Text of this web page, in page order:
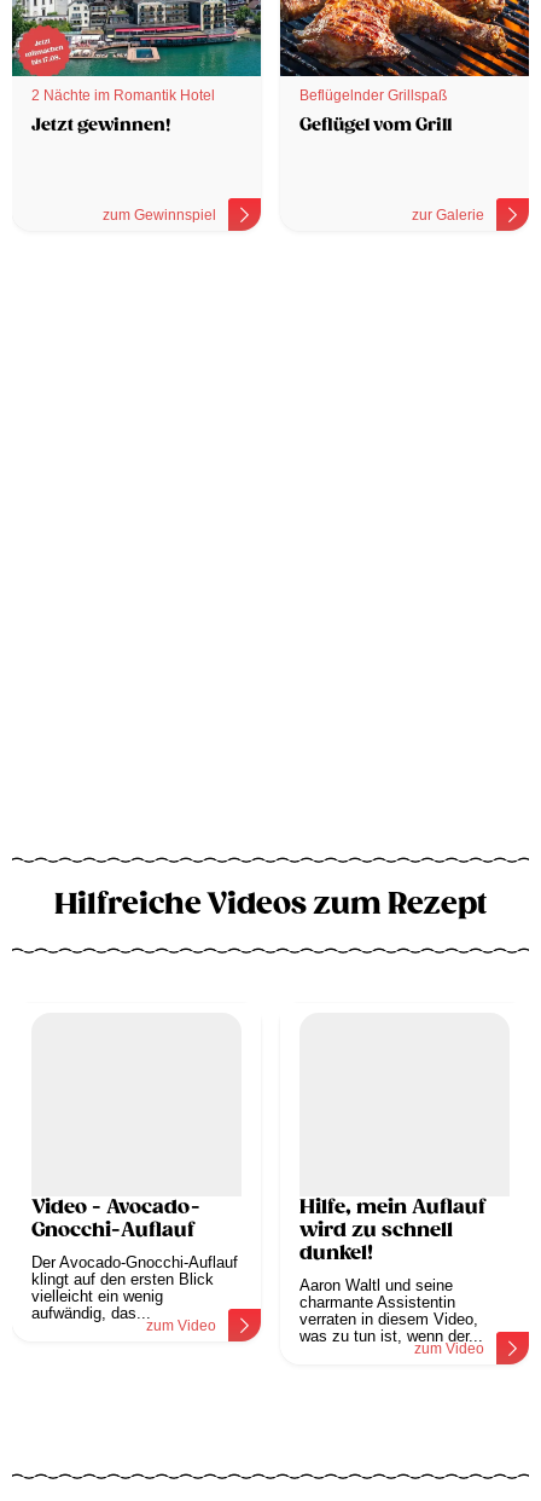
2 Nächte im Romantik Hotel
Jetzt gewinnen!
zum Gewinnspiel
Beflügelnder Grillspaß
Geflügel vom Grill
zur Galerie
Hilfreiche Videos zum Rezept
Video - Avocado-
Gnocchi-Auflauf
Der Avocado-Gnocchi-Auflauf
klingt auf den ersten Blick
vielleicht ein wenig
aufwändig, das...
zum Video
Hilfe, mein Auflauf
wird zu schnell
dunkel!
Aaron Waltl und seine
charmante Assistentin
verraten in diesem Video,
was zu tun ist, wenn der...
zum Video